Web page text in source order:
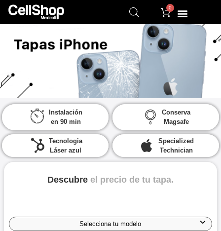
0
cambio de tapas
traseras iphone
aplica al agendar tu cita con 6 horas de
anticipacion como minimo
Instalación
en 90 min
Conserva
Magsafe
Tecnologia
Láser azul
Specialized
Technician
Descubre el precio de tu tapa.